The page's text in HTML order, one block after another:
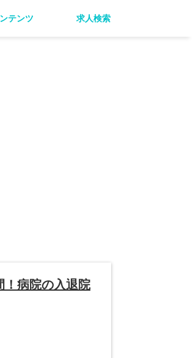
テンツ 求人検索
！病院の入退院